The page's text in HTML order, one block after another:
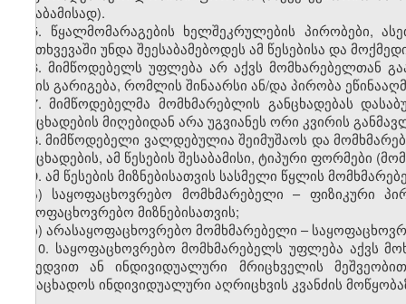
შესაბამისად).
5. წყალმომარაგების ხელშეკრულების პირობები,
შემთხვევაში უნდა შეესაბამებოდეს ამ წესებისა და
6. მიმწოდებელს უფლება არ აქვს მომხარებელთან
სახის გარიგება, რომლის შინაარსი ან/და პირობა
7. მიმწოდებელმა მომხმარებლის განცხადებას
განცხადების მიღებიდან არა უგვიანეს ორი კვირის
8. მიმწოდებელი ვალდებულია შეიმუშაოს და
განცხადების, ამ წესების შესაბამისი, ტიპური ფორმები
9. ამ წესების მიზნებისათვის სასმელი წყლის
ა) საყოფაცხოვრებო მომხმარებელი –
საყოფაცხოვრებო მიზნებისათვის;
ბ) არასაყოფაცხოვრებო მომხმარებელი –
10. საყოფაცხოვრებო მომხმარებელს უფლება აქვს
მიხედვით ან ინდივიდუალური მრიცხველის
განაცხადოს ინდივიდუალური აღრიცხვის კვანძის